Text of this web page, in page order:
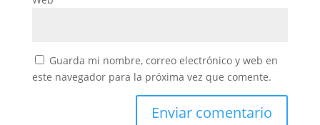
Guarda mi nombre, correo electrónico y web en
este navegador para la próxima vez que comente.